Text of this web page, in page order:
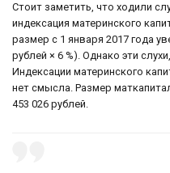
Стоит заметить, что ходили
индексация материнского
размер с 1 января 2017 года
рублей × 6 %). Однако эти
Индексации материнского
нет смысла. Размер
453 026 рублей.